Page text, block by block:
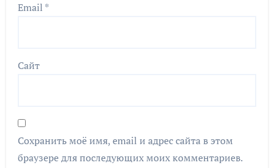
Email *
Сайт
Сохранить моё имя, email и адрес сайта в этом
браузере для последующих моих комментариев.